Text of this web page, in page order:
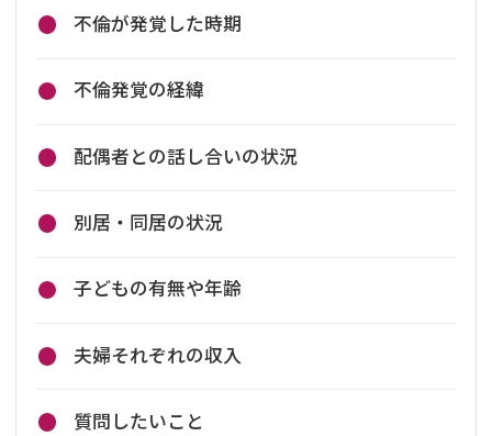
不倫が発覚した時期
不倫発覚の経緯
配偶者との話し合いの状況
別居・同居の状況
子どもの有無や年齢
夫婦それぞれの収入
質問したいこと